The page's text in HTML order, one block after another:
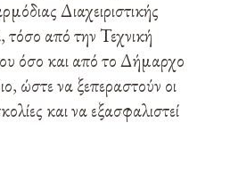
Διαχειριστικής
από την Τεχνική
όσο και από το Δήμαρχο
ώστε να ξεπεραστούν οι
και να εξασφαλιστεί